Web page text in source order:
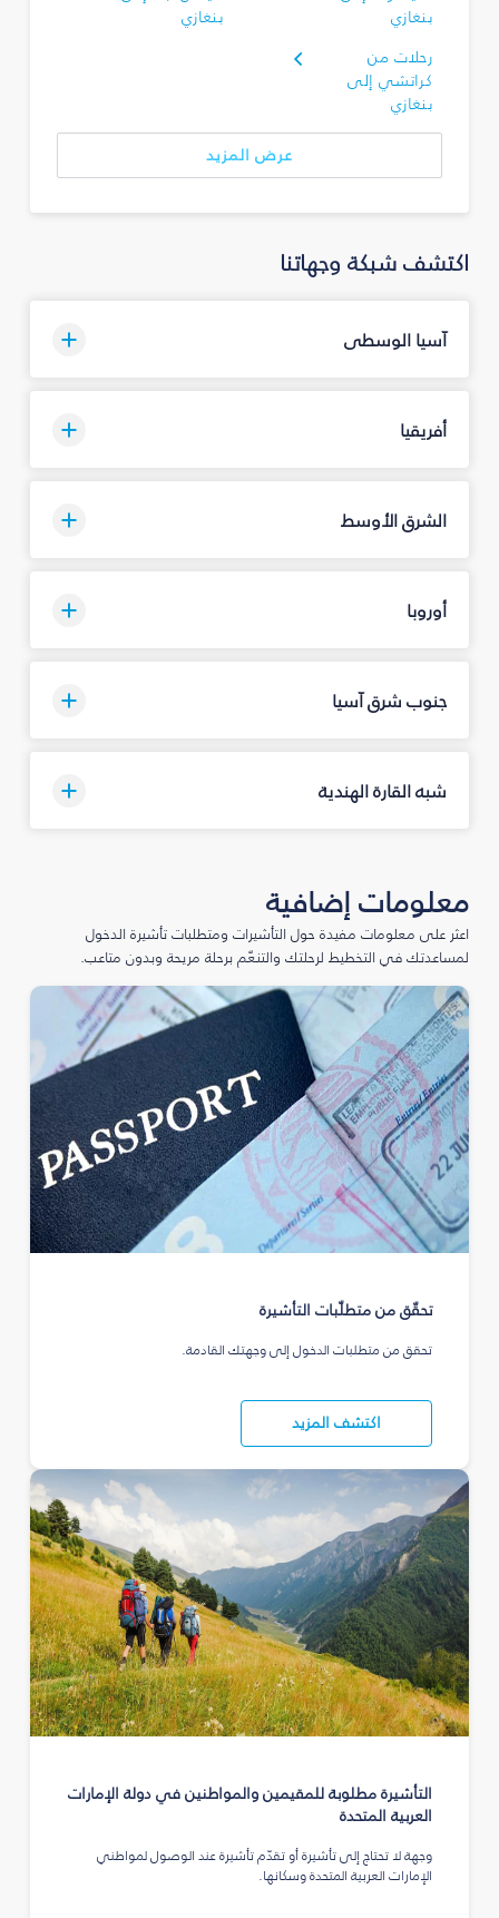
بنغازي
بنغازي
رحلات من
كراتشي إلى
بنغازي
عرض المزيد
اكتشف شبكة وجهاتنا
آسيا الوسطى
أفريقيا
الشرق الأوسط
أوروبا
جنوب شرق آسيا
شبه القارة الهندية
معلومات إضافية
اعثر على معلومات مفيدة حول التأشيرات ومتطلبات تأشيرة الدخول
لمساعدتك في التخطيط لرحلتك والتنعّم برحلة مريحة وبدون متاعب.
تحقّق من متطلّبات التأشيرة
تحقق من متطلبات الدخول إلى وجهتك القادمة.
اكتشف المزيد
التأشيرة مطلوبة للمقيمين والمواطنين في دولة الإمارات
العربية المتحدة
وجهة لا تحتاج إلى تأشيرة أو تقدّم تأشيرة عند الوصول لمواطني
الإمارات العربية المتحدة وسكانها.